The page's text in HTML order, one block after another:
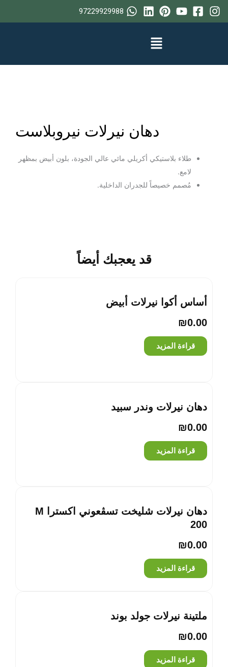
تخطي
إلى
97229929988
دهان نيرلات نيروبلاست
طلاء بلاستيكي أكريلي مائي عالي الجودة، بلون أبيض بمظهر
لامع.
مُصمم خصيصاً للجدران الداخلية.
قد يعجبك أيضاً
أساس أكوا نيرلات أبيض
₪0.00
قراءة المزيد
دهان نيرلات وندر سبيد
₪0.00
قراءة المزيد
دهان نيرلات شليخت تسڤعوني اكسترا M
200
₪0.00
قراءة المزيد
ملتينة نيرلات جولد بوند
₪0.00
قراءة المزيد